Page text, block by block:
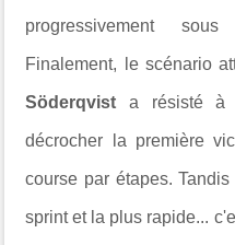
progressivement
Finalement, le scénario
Söderqvist a résisté à
décrocher la première
course par étapes.
sprint et la plus rapide...